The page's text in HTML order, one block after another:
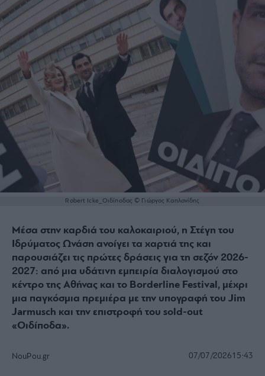
Robert Icke_Οιδίποδας © Γιώργος Καπλανίδης
Μέσα στην καρδιά του καλοκαιριού, η Στέγη του
Ιδρύματος Ωνάση ανοίγει τα χαρτιά της και
παρουσιάζει τις πρώτες δράσεις για τη σεζόν 2026-
2027: από μια υδάτινη εμπειρία διαλογισμού στο
κέντρο της Αθήνας και το Borderline Festival, μέχρι
μια παγκόσμια πρεμιέρα με την υπογραφή του Jim
Jarmusch και την επιστροφή του sold-out
«Οιδίποδα».
NouPou.gr 07/07/202615:43